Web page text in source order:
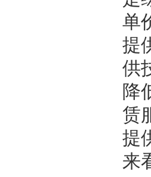
单
提
供
降
赁
提
来